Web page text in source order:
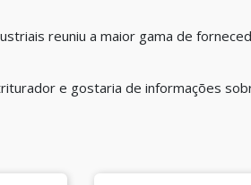
reuniu a maior gama de
e gostaria de informações